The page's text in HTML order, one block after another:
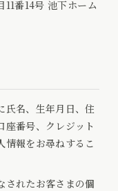
番14号 池下ホーム
氏名、生年月日、住
番号、クレジット
情報をお尋ねするこ
されたお客さまの個